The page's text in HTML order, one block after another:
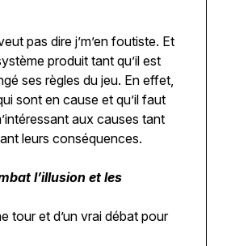
pas dire j’m’en foutiste. Et
produit tant qu’il est
ses règles du jeu. En effet,
sont en cause et qu’il faut
aux causes tant
leurs conséquences.
l’illusion et les
tour et d’un vrai débat pour